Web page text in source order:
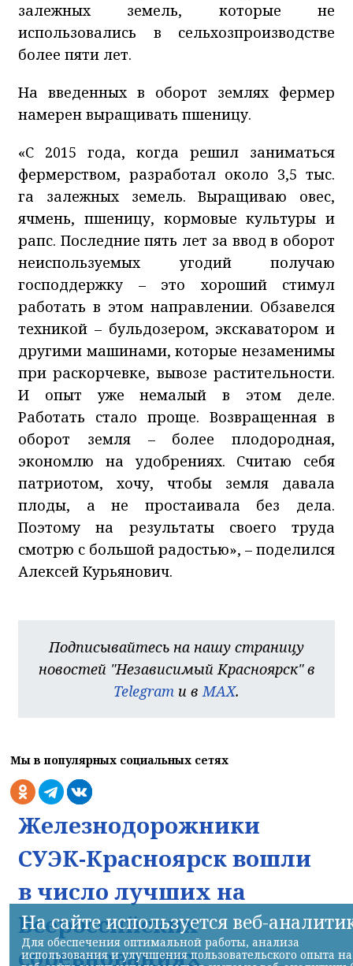
залежных земель, которые не
использовались в сельхозпроизводстве
более пяти лет.
На введенных в оборот землях фермер
намерен выращивать пшеницу.
«С 2015 года, когда решил заниматься
фермерством, разработал около 3,5 тыс.
га залежных земель. Выращиваю овес,
ячмень, пшеницу, кормовые культуры и
рапс. Последние пять лет за ввод в оборот
неиспользуемых угодий получаю
господдержку – это хороший стимул
работать в этом направлении. Обзавелся
техникой – бульдозером, экскаватором и
другими машинами, которые незаменимы
при раскорчевке, вывозе растительности.
И опыт уже немалый в этом деле.
Работать стало проще. Возвращенная в
оборот земля – более плодородная,
экономлю на удобрениях. Считаю себя
патриотом, хочу, чтобы земля давала
плоды, а не простаивала без дела.
Поэтому на результаты своего труда
смотрю с большой радостью», – поделился
Алексей Курьянович.
Подписывайтесь на нашу страницу
новостей "Независимый Красноярск" в
Telegram и вMAX.
Мы в популярных социальных сетях
Железнодорожники
СУЭК-Красноярск вошли
в число лучших на
Всероссийских
соревнованиях
На сайте используется веб-
Для обеспечения оптимальной работы, анализа
использования и улучшения пользовательского опыта на